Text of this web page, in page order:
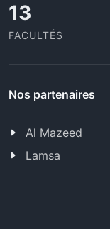
13
FACULTÉS
Nos partenaires
Al Mazeed
Lamsa